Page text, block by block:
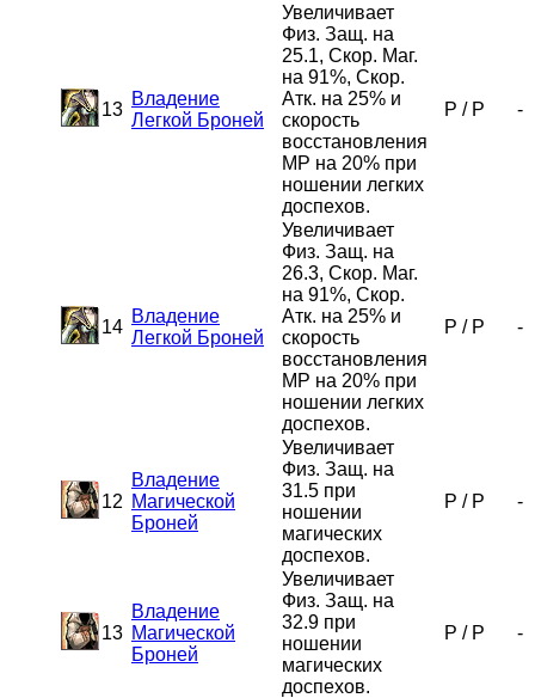
13
Владение
Легкой Броней
Увеличивает
Физ. Защ. на
25.1, Скор. Маг.
на 91%, Скор.
Атк. на 25% и
скорость
восстановления
MP на 20% при
ношении легких
доспехов.
P / P -
14
Владение
Легкой Броней
Увеличивает
Физ. Защ. на
26.3, Скор. Маг.
на 91%, Скор.
Атк. на 25% и
скорость
восстановления
MP на 20% при
ношении легких
доспехов.
P / P -
12
Владение
Магической
Броней
Увеличивает
Физ. Защ. на
31.5 при
ношении
магических
доспехов.
P / P -
13
Владение
Магической
Броней
Увеличивает
Физ. Защ. на
32.9 при
ношении
магических
доспехов.
P / P -